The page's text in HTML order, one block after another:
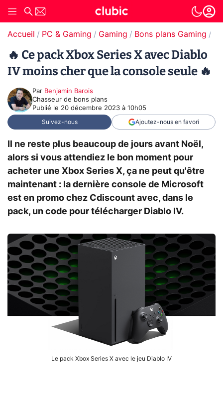
Accueil PC & Gaming Gaming Bons plans Gaming
🔥 Ce pack Xbox Series X avec Diablo
IV moins cher que la console seule 🔥
Par Benjamin Barois
Chasseur de bons plans
Publié le 20 décembre 2023 à 10h05
Suivez-nous Ajoutez-nous en favori
Il ne reste plus beaucoup de jours avant Noël,
alors si vous attendiez le bon moment pour
acheter une Xbox Series X, ça ne peut qu'être
maintenant : la dernière console de Microsoft
est en promo chez Cdiscount avec, dans le
pack, un code pour télécharger Diablo IV.
Le pack Xbox Series X avec le jeu Diablo IV